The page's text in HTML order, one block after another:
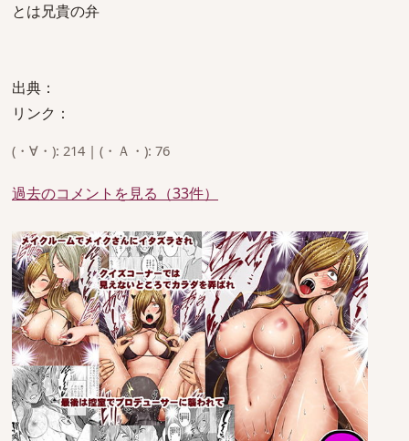
とは兄貴の弁
出典：
リンク：
(・∀・): 214 | (・Ａ・): 76
過去のコメントを見る（33件）